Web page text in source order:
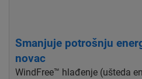
Smanjuje potrošnju
novac
WindFree™ hlađenje (ušteda